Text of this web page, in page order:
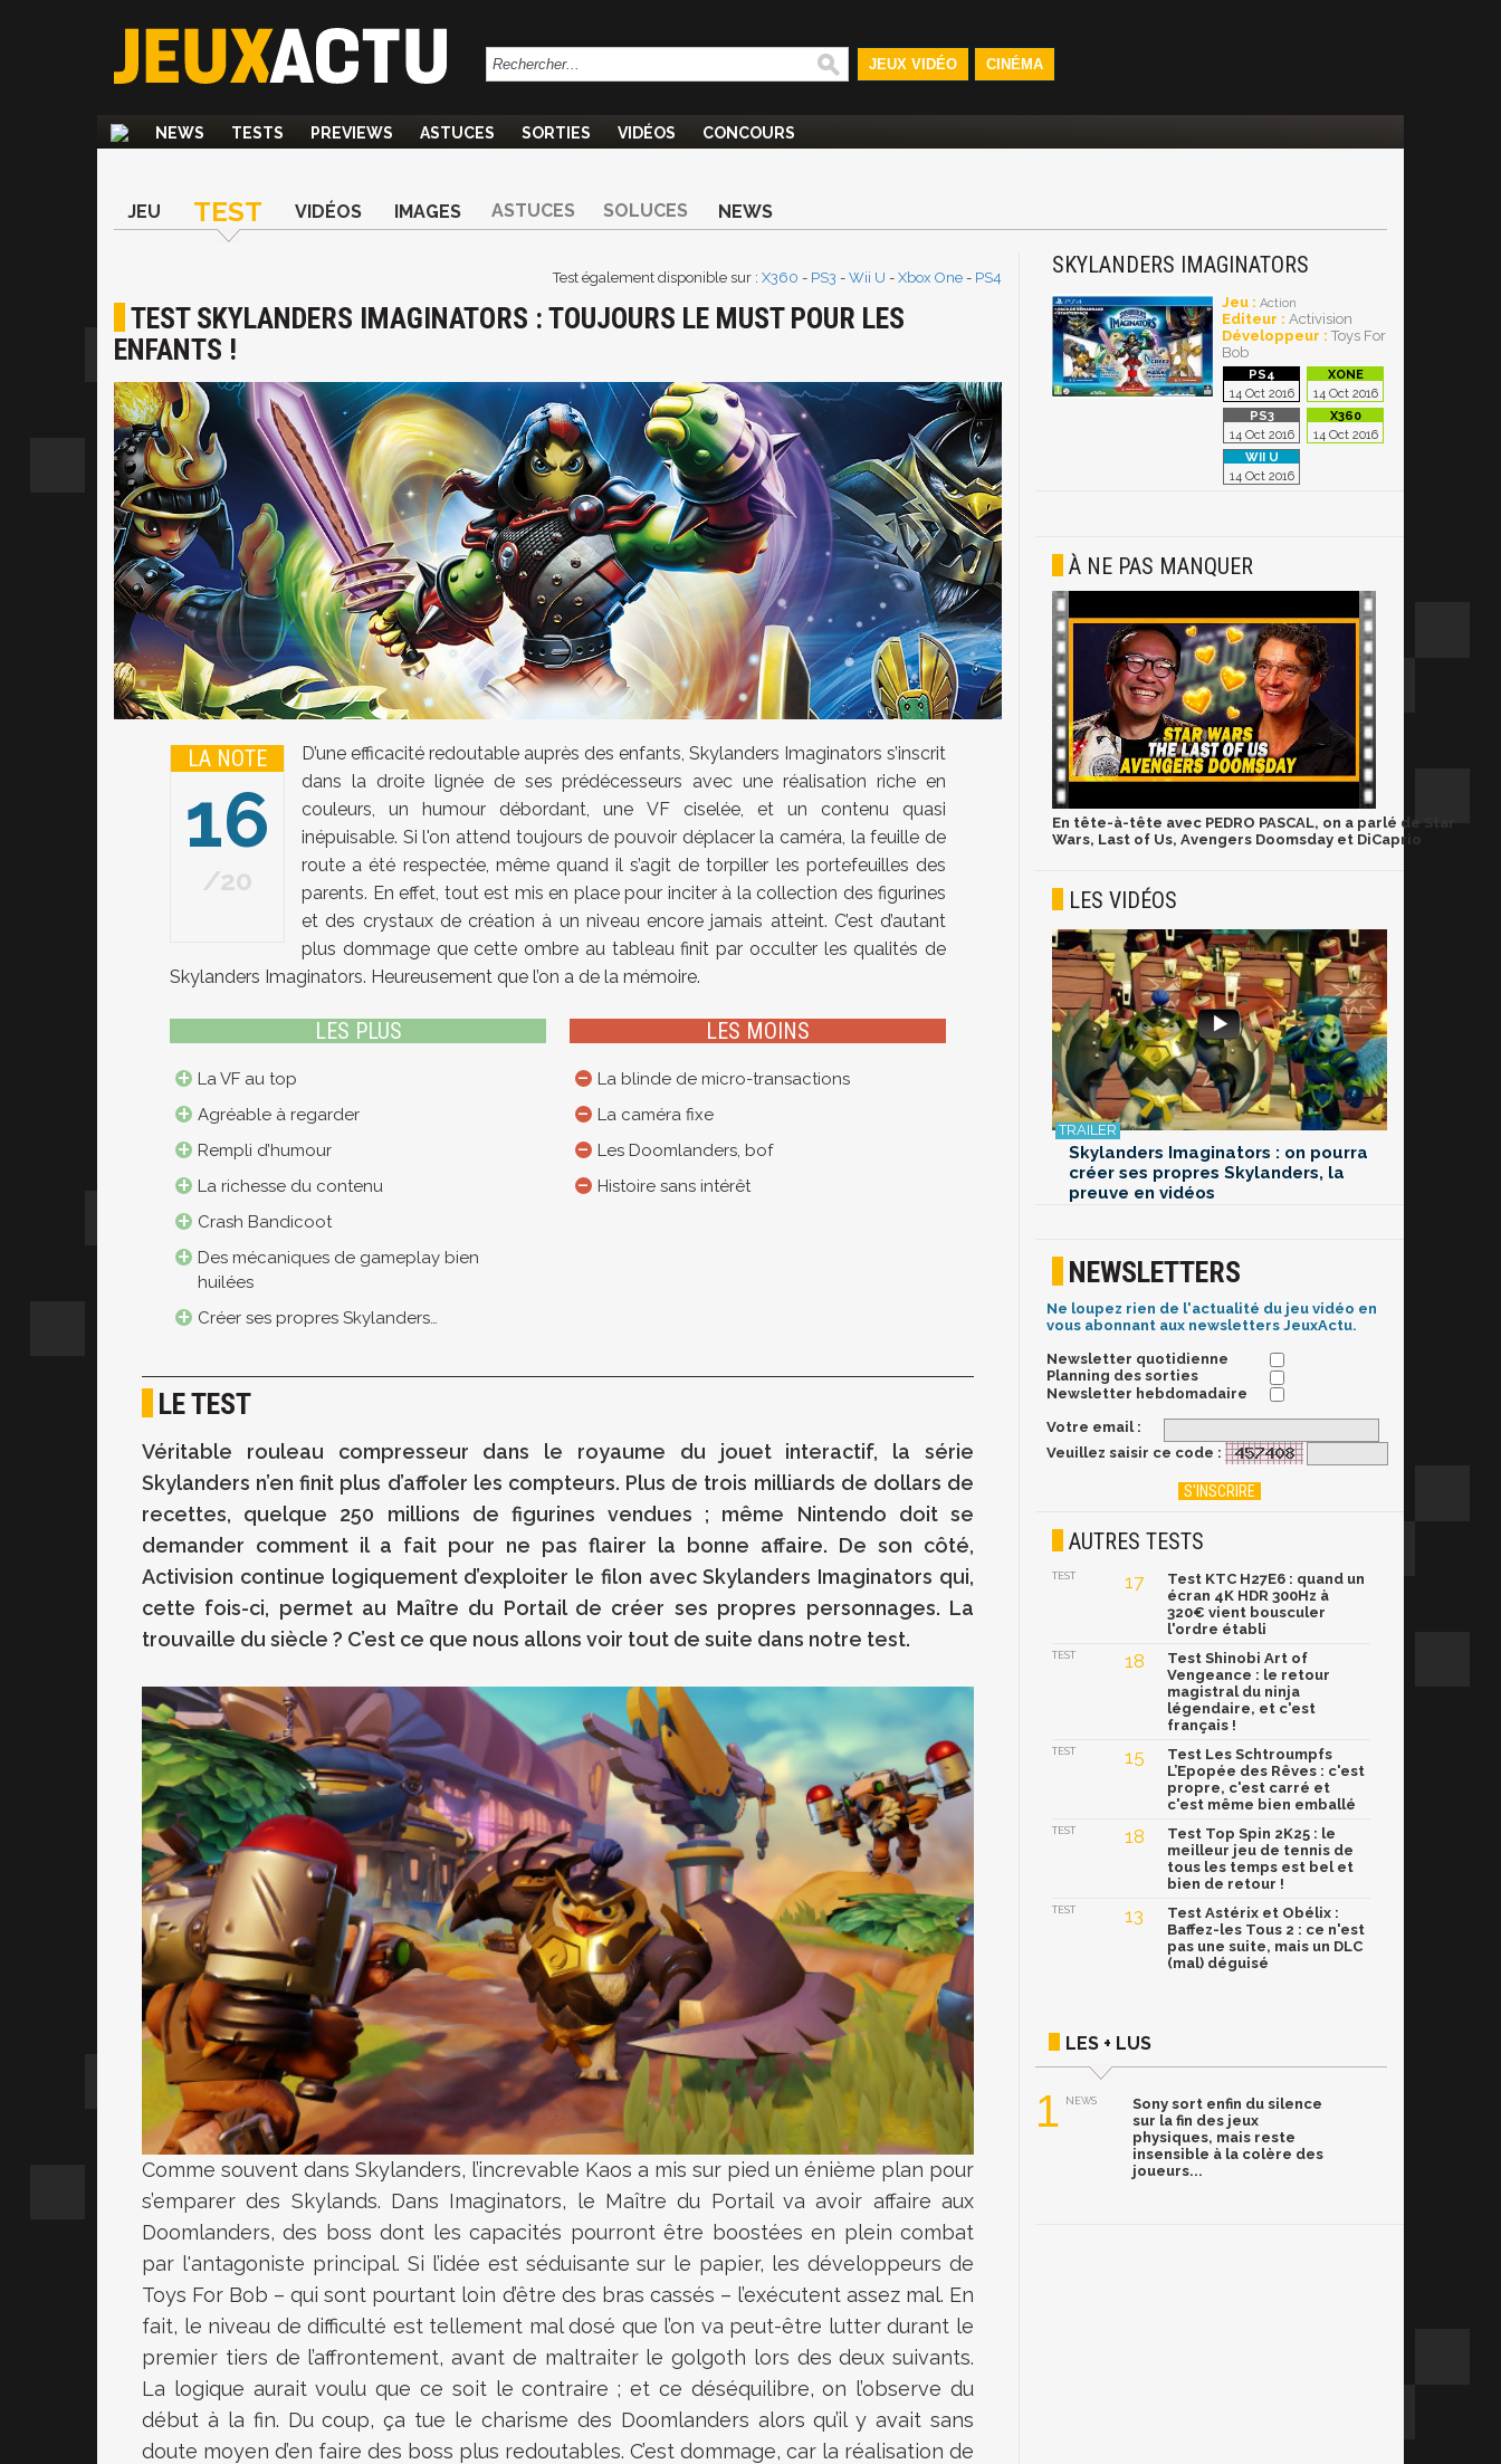
JEUX VIDÉO CINÉMA
NEWS TESTS PREVIEWS ASTUCES SORTIES VIDÉOS CONCOURS
JEU TEST VIDÉOS IMAGES ASTUCES SOLUCES NEWS
Test également disponible sur : X360 - PS3 - Wii U - Xbox One - PS4
TEST SKYLANDERS IMAGINATORS : TOUJOURS LE MUST POUR LES
ENFANTS !
LA NOTE
16
20
D’une efficacité redoutable auprès des enfants, Skylanders Imaginators s’inscrit
dans la droite lignée de ses prédécesseurs avec une réalisation riche en
couleurs, un humour débordant, une VF ciselée, et un contenu quasi
inépuisable. Si l'on attend toujours de pouvoir déplacer la caméra, la feuille de
route a été respectée, même quand il s’agit de torpiller les portefeuilles des
parents. En effet, tout est mis en place pour inciter à la collection des figurines
et des crystaux de création à un niveau encore jamais atteint. C’est d’autant
plus dommage que cette ombre au tableau finit par occulter les qualités de
Skylanders Imaginators. Heureusement que l’on a de la mémoire.
LES PLUS
La VF au top
Agréable à regarder
Rempli d’humour
La richesse du contenu
Crash Bandicoot
Des mécaniques de gameplay bien
huilées
Créer ses propres Skylanders…
LES MOINS
La blinde de micro-transactions
La caméra fixe
Les Doomlanders, bof
Histoire sans intérêt
LE TEST
Véritable rouleau compresseur dans le royaume du jouet interactif, la série
Skylanders n’en finit plus d’affoler les compteurs. Plus de trois milliards de dollars de
recettes, quelque 250 millions de figurines vendues ; même Nintendo doit se
demander comment il a fait pour ne pas flairer la bonne affaire. De son côté,
Activision continue logiquement d’exploiter le filon avec Skylanders Imaginators qui,
cette fois-ci, permet au Maître du Portail de créer ses propres personnages. La
trouvaille du siècle ? C’est ce que nous allons voir tout de suite dans notre test.
Comme souvent dans Skylanders, l’increvable Kaos a mis sur pied un énième plan pour
s’emparer des Skylands. Dans Imaginators, le Maître du Portail va avoir affaire aux
Doomlanders, des boss dont les capacités pourront être boostées en plein combat
par l'antagoniste principal. Si l’idée est séduisante sur le papier, les développeurs de
Toys For Bob – qui sont pourtant loin d’être des bras cassés – l’exécutent assez mal. En
fait, le niveau de difficulté est tellement mal dosé que l’on va peut-être lutter durant le
premier tiers de l’affrontement, avant de maltraiter le golgoth lors des deux suivants.
La logique aurait voulu que ce soit le contraire ; et ce déséquilibre, on l’observe du
début à la fin. Du coup, ça tue le charisme des Doomlanders alors qu’il y avait sans
doute moyen d’en faire des boss plus redoutables. C’est dommage, car la réalisation de
SKYLANDERS IMAGINATORS
Jeu : Action
Editeur : Activision
Développeur : Toys For
Bob
14 Oct 2016 14 Oct 2016
14 Oct 2016 14 Oct 2016
14 Oct 2016
À NE PAS MANQUER
En tête-à-tête avec PEDRO PASCAL, on a parlé de Star
Wars, Last of Us, Avengers Doomsday et DiCaprio
LES VIDÉOS
Skylanders Imaginators : on pourra
créer ses propres Skylanders, la
preuve en vidéos
NEWSLETTERS
Ne loupez rien de l'actualité du jeu vidéo en
vous abonnant aux newsletters JeuxActu.
Newsletter quotidienne
Planning des sorties
Newsletter hebdomadaire
Votre email :
Veuillez saisir ce code :
AUTRES TESTS
TEST 17
Test KTC H27E6 : quand un
écran 4K HDR 300Hz à
320€ vient bousculer
l'ordre établi
TEST 18
Test Shinobi Art of
Vengeance : le retour
magistral du ninja
légendaire, et c'est
français !
TEST 15
Test Les Schtroumpfs
L’Epopée des Rêves : c'est
propre, c'est carré et
c'est même bien emballé
TEST 18
Test Top Spin 2K25 : le
meilleur jeu de tennis de
tous les temps est bel et
bien de retour !
TEST 13
Test Astérix et Obélix :
Baffez-les Tous 2 : ce n'est
pas une suite, mais un DLC
(mal) déguisé
LES + LUS
1 NEWS
Sony sort enfin du silence
sur la fin des jeux
physiques, mais reste
insensible à la colère des
joueurs...